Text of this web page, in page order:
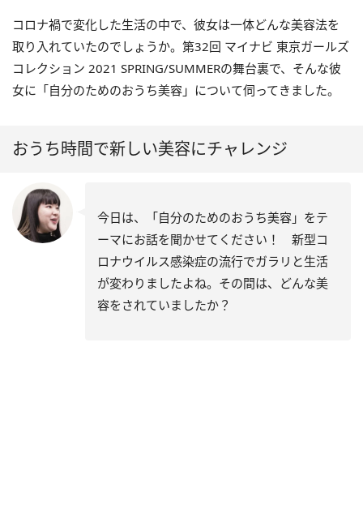
コロナ禍で変化した生活の中で、彼女は一体どんな美容法を
取り入れていたのでしょうか。第32回 マイナビ 東京ガールズ
コレクション 2021 SPRING/SUMMERの舞台裏で、そんな彼
女に「自分のためのおうち美容」について伺ってきました。
おうち時間で新しい美容にチャレンジ
今日は、「自分のためのおうち美容」をテ
ーマにお話を聞かせてください！ 新型コ
ロナウイルス感染症の流行でガラリと生活
が変わりましたよね。その間は、どんな美
容をされていましたか？